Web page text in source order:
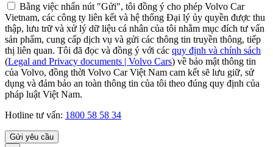
Bằng việc nhấn nút "Gửi", tôi đồng ý cho phép Volvo Car
Vietnam, các công ty liên kết và hệ thống Đại lý ủy quyền được thu
thập, lưu trữ và xử lý dữ liệu cá nhân của tôi nhằm mục đích tư vấn
sản phẩm, cung cấp dịch vụ và gửi các thông tin truyền thông, tiếp
thị liên quan. Tôi đã đọc và đồng ý với các quy định và chính sách
(Legal and Privacy documents | Volvo Cars) về bảo mật thông tin
của Volvo, đồng thời Volvo Car Việt Nam cam kết sẽ lưu giữ, sử
dụng và đảm bảo an toàn thông tin của tôi theo đúng quy định của
pháp luật Việt Nam.
Hotline tư vấn: 1800 58 58 34
Gửi yêu cầu